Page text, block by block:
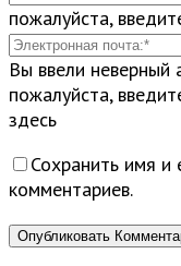
пожалуйста,
Вы ввели неверный
пожалуйста,
здесь
Сохранить имя
комментариев.